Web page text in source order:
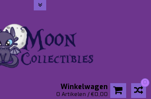
0
Winkelwagen
0 Artikelen / €0,00